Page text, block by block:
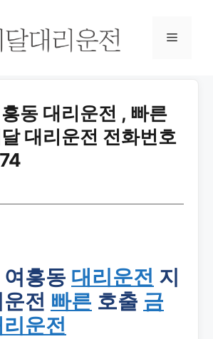
동 대리운전 , 빠른
대리운전 전화번호
흥동 대리운전 지
전 빠른 호출 금
운전